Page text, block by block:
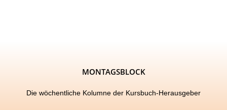
MONTAGSBLOCK
Die wöchentliche Kolumne der Kursbuch-Herausgeber